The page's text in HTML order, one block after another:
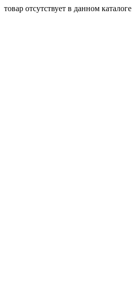
товар отсутствует в данном каталоге